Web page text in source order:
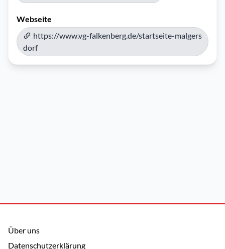
Webseite
https://www.vg-falkenberg.de/startseite-malgers
dorf
Über uns
Datenschutzerklärung